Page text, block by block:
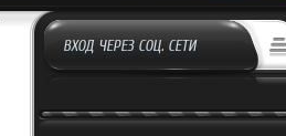
ВХОД ЧЕРЕЗ СОЦ. СЕТИ